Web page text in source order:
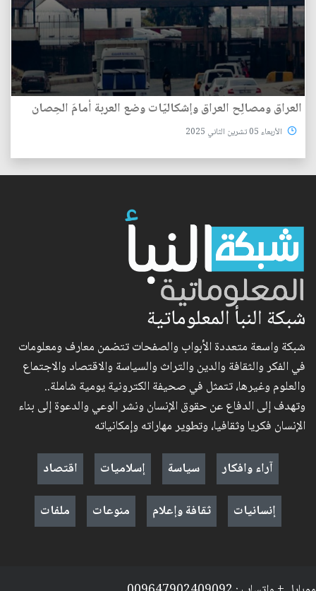
العراق ومصالِح العراق وإشكاليّات وضع العربة أمامَ الحِصان
الأربعاء 05 تشرين الثاني 2025
شبكة النبأ المعلوماتية
شبكة واسعة متعددة الأبواب والصفحات تتضمن معارف ومعلومات
في الفكر والثقافة والدين والتراث والسياسة والاقتصاد والاجتماع
والعلوم وغيرها، تتمثل في صحيفة الكترونية يومية شاملة..
وتهدف إلى الدفاع عن حقوق الإنسان ونشر الوعي والدعوة إلى بناء
الإنسان فكريا وثقافيا، وتطوير مهاراته وإمكانياته
آراء وافكار
سياسة إسلاميات
اقتصاد
إنسانيات
ثقافة وإعلام منوعات ملفات